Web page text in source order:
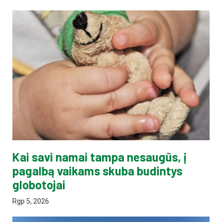
Kai savi namai tampa nesaugūs, į
pagalbą vaikams skuba budintys
globotojai
Rgp 5, 2026